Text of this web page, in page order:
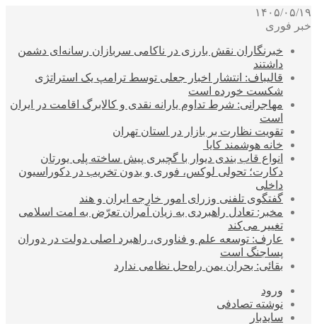
۱۴۰۵/۰۵/۱۹
خبر فوری
خبرنگاران نقش بارزی در ناکامی سربازان رسانه‌ای دشمن
داشتند
قالیباف: انتشار اخبار جعلی توسط ترامپ یک استراتژی
شکست خورده است
مهاجرانی: شرط تداوم یارانه نقدی و کالابرگ اقامت در ایران
است
تقویت نظارت بر بازار در استان تهران
خانه هوشمند کایا
انواع قاب بندی دیوار با گچبری پیش ساخته پلی یورتان
دکارت؛ تحولی لوکس، فوری و بدون تخریب در دکوراسیون
داخلی
گفتگوی تلفنی وزرای امور خارجه ایران و هند
مخبر: تعادل راهبردی به زیان آمران تعرّض به امت اسلامی
تغییر می‌کند
عارف: توسعه علم و فناوری، راهبرد اصلی دولت در دوران
پساجنگ است
بقائی: بحران یمن راه‌حل نظامی ندارد
ورود
نوشته تصادفی
سایدبار